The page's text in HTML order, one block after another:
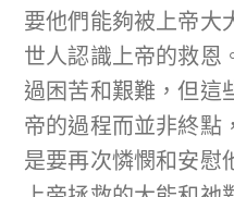
要他們能夠被上帝大
世人認識上帝的救恩
過困苦和艱難，但這
帝的過程而並非終點
是要再次憐憫和安慰